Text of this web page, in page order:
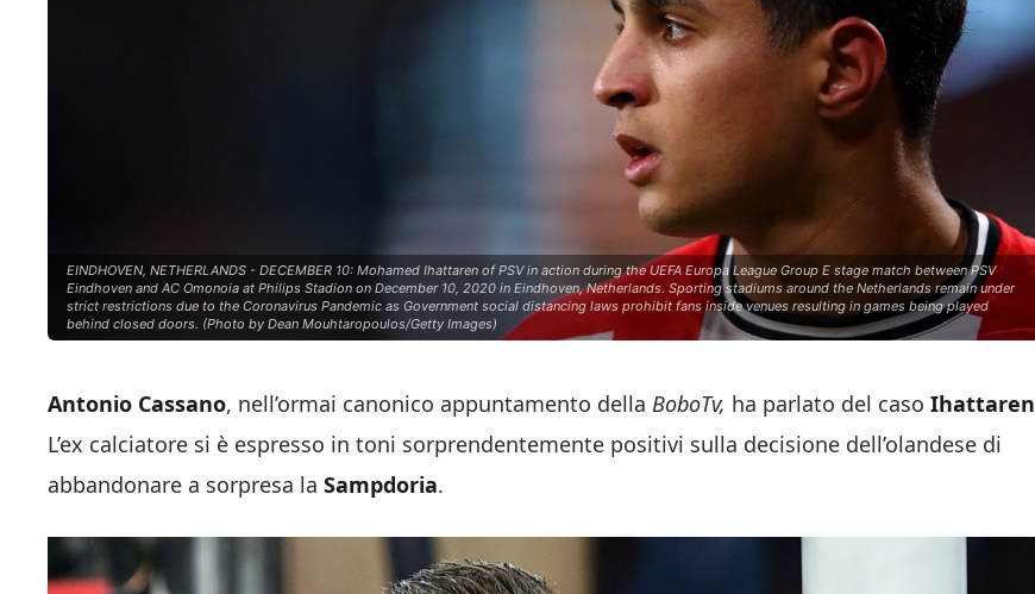
EINDHOVEN, NETHERLANDS - DECEMBER 10: Mohamed Ihattaren of PSV in action during the UEFA Europa League Group E stage match between PSV
Eindhoven and AC Omonoia at Philips Stadion on December 10, 2020 in Eindhoven, Netherlands. Sporting stadiums around the Netherlands remain under
strict restrictions due to the Coronavirus Pandemic as Government social distancing laws prohibit fans inside venues resulting in games being played
behind closed doors. (Photo by Dean Mouhtaropoulos/Getty Images)
Antonio Cassano, nell’ormai canonico appuntamento della BoboTv, ha parlato del caso Ihattaren
L’ex calciatore si è espresso in toni sorprendentemente positivi sulla decisione dell’olandese di
abbandonare a sorpresa la Sampdoria.